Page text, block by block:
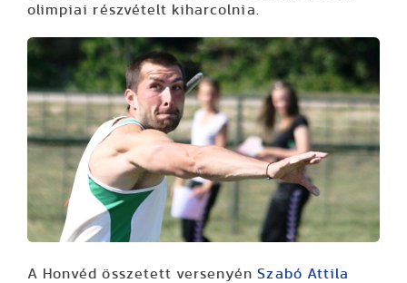
olimpiai részvételt kiharcolnia.
A Honvéd összetett versenyénSzabó Attila